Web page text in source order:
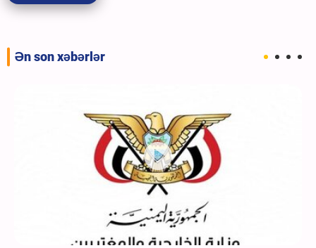
Ən son xəbərlər